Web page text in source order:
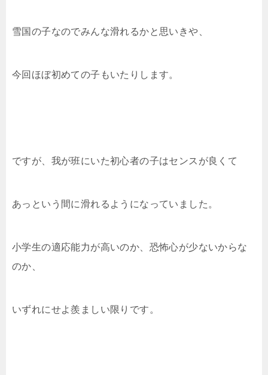
雪国の子なのでみんな滑れるかと思いきや、
今回ほぼ初めての子もいたりします。
ですが、我が班にいた初心者の子はセンスが良くて
あっという間に滑れるようになっていました。
小学生の適応能力が高いのか、恐怖心が少ないからな
のか、
いずれにせよ羨ましい限りです。